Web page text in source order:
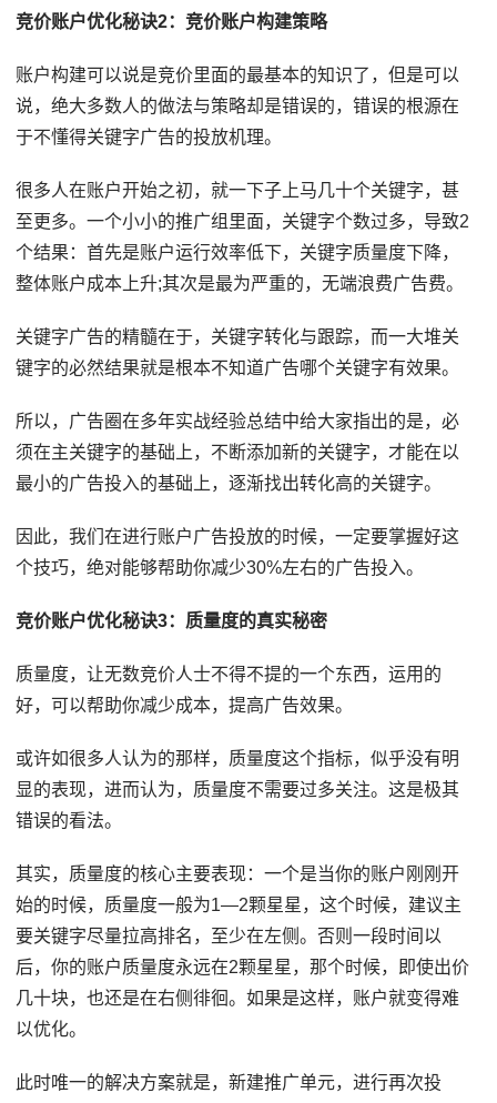
竞价账户优化秘诀2：竞价账户构建策略
账户构建可以说是竞价里面的最基本的知识了，但是可以
说，绝大多数人的做法与策略却是错误的，错误的根源在
于不懂得关键字广告的投放机理。
很多人在账户开始之初，就一下子上马几十个关键字，甚
至更多。一个小小的推广组里面，关键字个数过多，导致2
个结果：首先是账户运行效率低下，关键字质量度下降，
整体账户成本上升;其次是最为严重的，无端浪费广告费。
关键字广告的精髓在于，关键字转化与跟踪，而一大堆关
键字的必然结果就是根本不知道广告哪个关键字有效果。
所以，广告圈在多年实战经验总结中给大家指出的是，必
须在主关键字的基础上，不断添加新的关键字，才能在以
最小的广告投入的基础上，逐渐找出转化高的关键字。
因此，我们在进行账户广告投放的时候，一定要掌握好这
个技巧，绝对能够帮助你减少30%左右的广告投入。
竞价账户优化秘诀3：质量度的真实秘密
质量度，让无数竞价人士不得不提的一个东西，运用的
好，可以帮助你减少成本，提高广告效果。
或许如很多人认为的那样，质量度这个指标，似乎没有明
显的表现，进而认为，质量度不需要过多关注。这是极其
错误的看法。
其实，质量度的核心主要表现：一个是当你的账户刚刚开
始的时候，质量度一般为1—2颗星星，这个时候，建议主
要关键字尽量拉高排名，至少在左侧。否则一段时间以
后，你的账户质量度永远在2颗星星，那个时候，即使出价
几十块，也还是在右侧徘徊。如果是这样，账户就变得难
以优化。
此时唯一的解决方案就是，新建推广单元，进行再次投